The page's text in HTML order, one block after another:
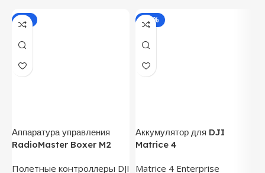
-4%
Аппаратура управления
RadioMaster Boxer M2
Полетные контроллеры DJI
-40%
Аккумулятор для DJI
Matrice 4
Matrice 4 Enterprise